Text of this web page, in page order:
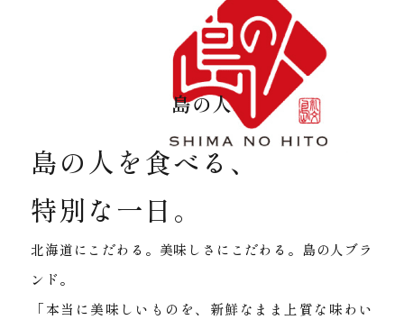
島の人
島の人を食べる、
特別な一日。
北海道にこだわる。美味しさにこだわる。島の人ブラ
ンド。
「本当に美味しいものを、新鮮なまま上質な味わい